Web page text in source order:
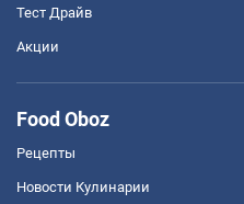
Тест Драйв
Акции
Food Oboz
Рецепты
Новости Кулинарии